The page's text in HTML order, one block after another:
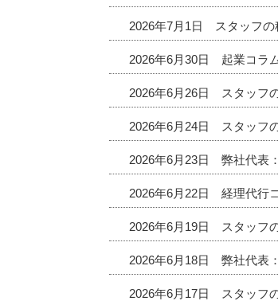
2026年7月1日 スタッフの
2026年6月30日 起業コラ
2026年6月26日 スタッフ
2026年6月24日 スタッフ
2026年6月23日 弊社代表
2026年6月22日 経理代行
2026年6月19日 スタッフ
2026年6月18日 弊社代表
2026年6月17日 スタッフ